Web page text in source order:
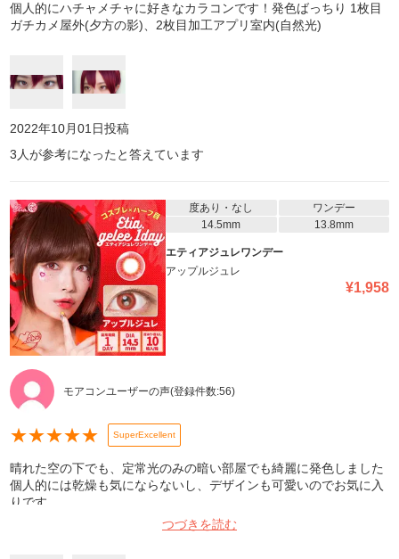
個人的にハチャメチャに好きなカラコンです！発色ばっちり 1枚目
ガチカメ屋外(夕方の影)、2枚目加工アプリ室内(自然光)
2022年10月01日投稿
3 人が参考になったと答えています
度あり・なし
ワンデー
14.5mm
13.8mm
エティアジュレワンデー
アップルジュレ
¥1,958
モアコンユーザーの声(登録件数:56)
★★★★★ SuperExcellent
晴れた空の下でも、定常光のみの暗い部屋でも綺麗に発色しました
個人的には乾燥も気にならないし、デザインも可愛いのでお気に入
りです。
つづきを読む